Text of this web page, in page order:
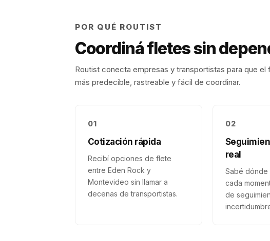
POR QUÉ ROUTIST
Coordiná fletes sin
Routist conecta empresas y transportistas para que el
más predecible, rastreable y fácil de coordinar.
01
Cotización rápida
Recibí opciones de flete
entre Eden Rock y
Montevideo sin llamar a
decenas de transportistas.
02
real
Sabé dónde
cada
de